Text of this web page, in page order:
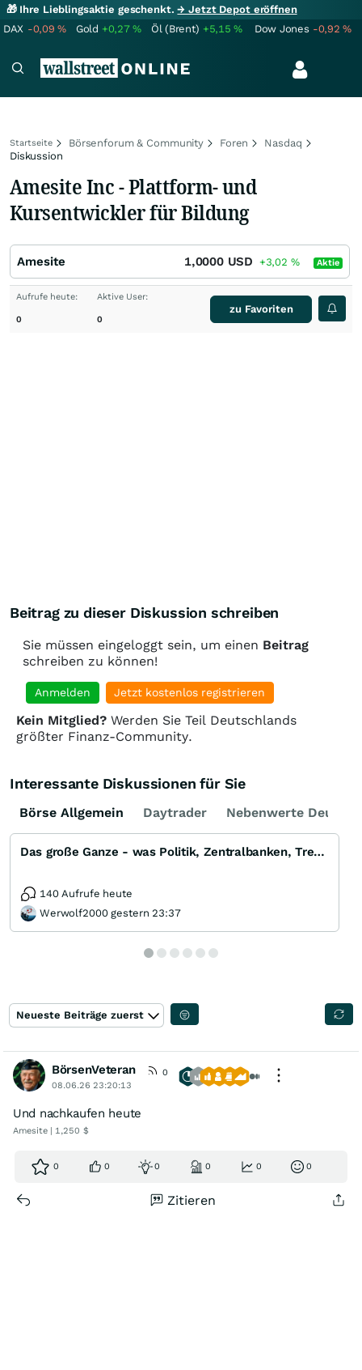
🎁 Ihre Lieblingsaktie geschenkt.→ Jetzt Depot eröffnen
DAX -0,09% Gold +0,27% Öl (Brent) +5,15% Dow Jones -0,92%
Startseite Börsenforum & Community Foren
Nasdaq
Diskussion
Amesite Inc - Plattform- und
Kursentwickler für Bildung
Amesite 1,0000 USD +3,02 % Aktie
Aufrufe heute:
0
Aktive User:
0
zu Favoriten
Beitrag zu dieser Diskussion schreiben
Sie müssen eingeloggt sein, um einen Beitrag
schreiben zu können!
Anmelden Jetzt kostenlos registrieren
Kein Mitglied? Werden Sie Teil Deutschlands
größter Finanz-Community.
Interessante Diskussionen für Sie
Börse Allgemein Daytrader Nebenwerte
Das große Ganze - was Politik, Zentralbanken, Trends, Medien und Gesellschaft mit Aktien, Rohstoffen
140 Aufrufe heute
Werwolf2000 gestern 23:37
Neueste Beiträge zuerst
BörsenVeteran
0
08.06.26 23:20:13
Und nachkaufen heute
Amesite | 1,250 $
0 0 0 0 0 0
Zitieren